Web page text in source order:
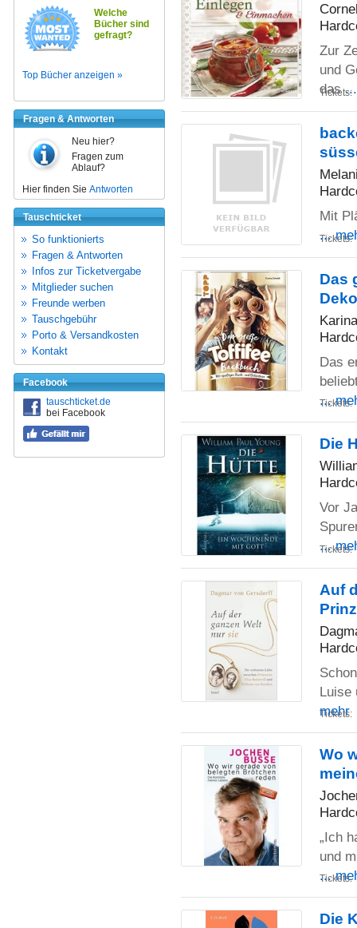
Welche
Bücher sind
gefragt?
Top Bücher anzeigen »
Fragen & Antworten
Neu hier?
Fragen zum
Ablauf?
Hier finden Sie Antworten
Tauschticket
So funktionierts
Fragen & Antworten
Infos zur Ticketvergabe
Mitglieder suchen
Freunde werben
Tauschgebühr
Porto & Versandkosten
Kontakt
Facebook
tauschticket.de
bei Facebook
Zur
und
das
Tickets:
Mit
...
Tickets:
Das
Das
...
Tickets:
Die
Vor
...
Tickets:
Auf
Luise
mehr
Tickets:
Wo
„Ich
und
...
Tickets:
Die